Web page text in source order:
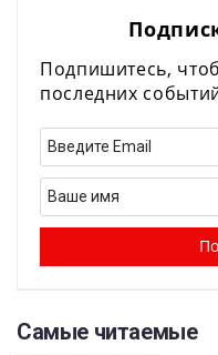
Подпишитесь,
последних
Самые читаемые